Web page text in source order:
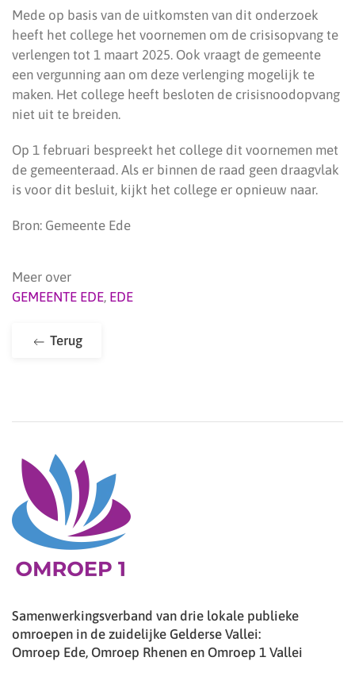
Mede op basis van de uitkomsten van dit onderzoek
heeft het college het voornemen om de crisisopvang te
verlengen tot 1 maart 2025. Ook vraagt de gemeente
een vergunning aan om deze verlenging mogelijk te
maken. Het college heeft besloten de crisisnoodopvang
niet uit te breiden.
Op 1 februari bespreekt het college dit voornemen met
de gemeenteraad. Als er binnen de raad geen draagvlak
is voor dit besluit, kijkt het college er opnieuw naar.
Bron: Gemeente Ede
Meer over
GEMEENTE EDE, EDE
Terug
Samenwerkingsverband van drie lokale publieke
omroepen in de zuidelijke Gelderse Vallei:
Omroep Ede, Omroep Rhenen en Omroep 1 Vallei